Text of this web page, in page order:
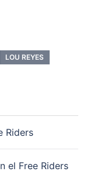
LOU REYES
Riders
el Free Riders